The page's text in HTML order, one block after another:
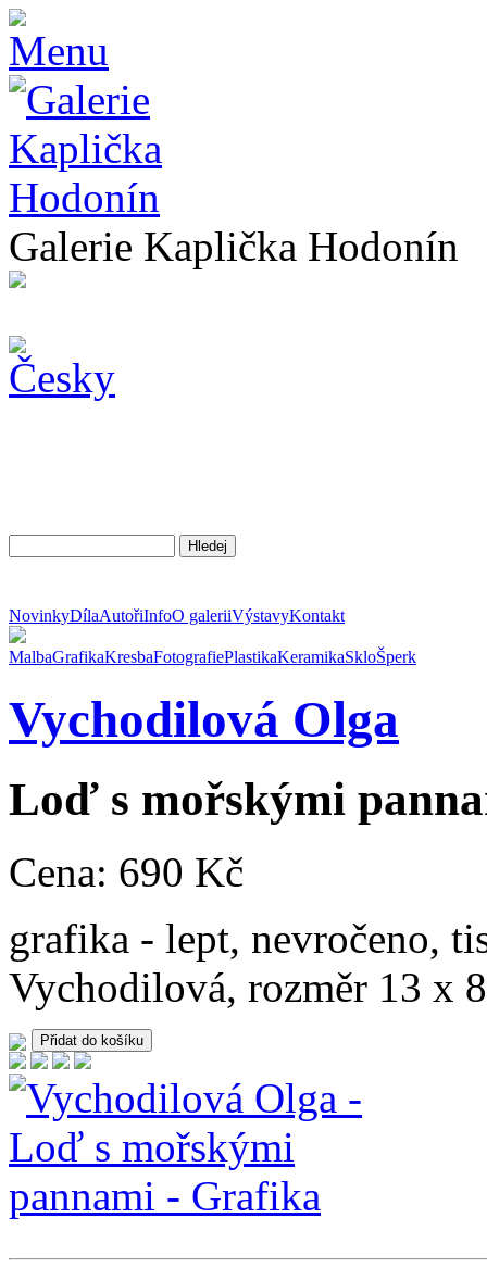
Galerie Kaplička Hodonín
NovinkyDílaAutořiInfoO galeriiVýstavyKontakt
MalbaGrafikaKresbaFotografiePlastikaKeramikaSkloŠperk
Vychodilová Olga
Loď s mořskými
Cena: 690 Kč
grafika - lept, nevročeno,
Vychodilová, rozměr 13 x